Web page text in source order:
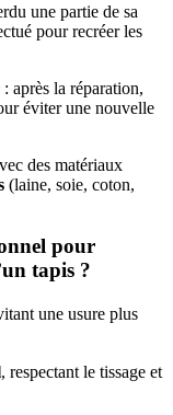
une partie de sa
pour recréer les
: après la réparation,
éviter une nouvelle
des matériaux
(laine, soie, coton,
pour
tapis ?
une usure plus
, respectant le tissage et